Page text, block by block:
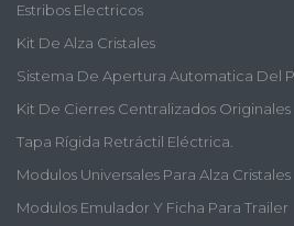
Estribos Electricos
Kit De Alza Cristales
Sistema De Apertura Automatica Del
Kit De Cierres Centralizados Originales
Tapa Rígida Retráctil Eléctrica.
Modulos Universales Para Alza Cristales
Modulos Emulador Y Ficha Para Trailer